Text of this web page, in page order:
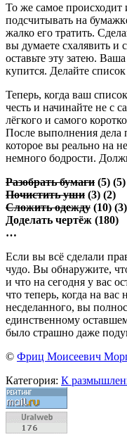
То же самое происходит
подсчитывать на
жалко его тратить.
вы думаете схалявить и
оставьте эту затею.
купится. Делайте
Теперь, когда ваш
честь и начинайте не с
лёгкого и самого
После выполнения дела
которое вы реально на
немного бодрости.
Разобрать бумаги (5) (5)
Почистить уши (3) (2)
Сложить одежду (10) (3)
Доделать чертёж (180)
…
Если вы всё сделали
чудо. Вы обнаружите,
и что на сегодня у вас
что теперь, когда на вас
несделанного, вы
единственному
было страшно даже
© Фриц Моисеевич
Категория: К